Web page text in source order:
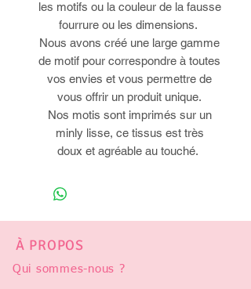
les motifs ou la couleur de la fausse
fourrure ou les dimensions.
Nous avons créé une large gamme
de motif pour correspondre à toutes
vos envies et vous permettre de
vous offrir un produit unique.
Nos motis sont imprimés sur un
minly lisse, ce tissus est très
doux et agréable au touché.
À PROPOS
Qui sommes-nous ?